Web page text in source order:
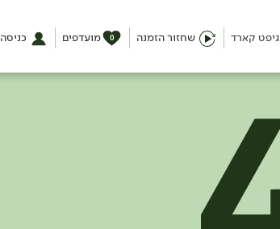
גיפט קארד שחזור הזמנה מועדפים 0 כניסה